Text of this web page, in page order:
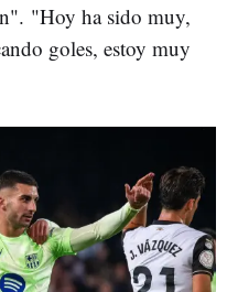
"Hoy ha sido muy,
goles, estoy muy